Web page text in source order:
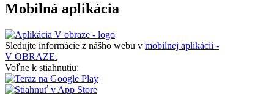
Mobilná aplikácia
Sledujte informácie z nášho webu v mobilnej aplikácii -
V OBRAZE.
Voľne k stiahnutiu: